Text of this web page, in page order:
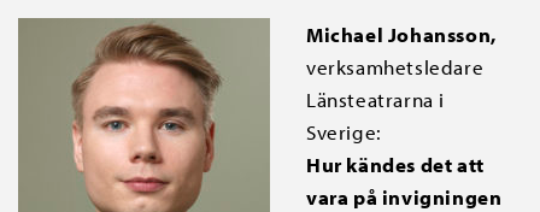
Michael Johansson,
verksamhetsledare
Länsteatrarna i
Sverige:
Hur kändes det att
vara på invigningen